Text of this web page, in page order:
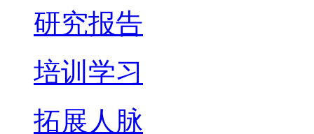
研究报告
培训学习
拓展人脉